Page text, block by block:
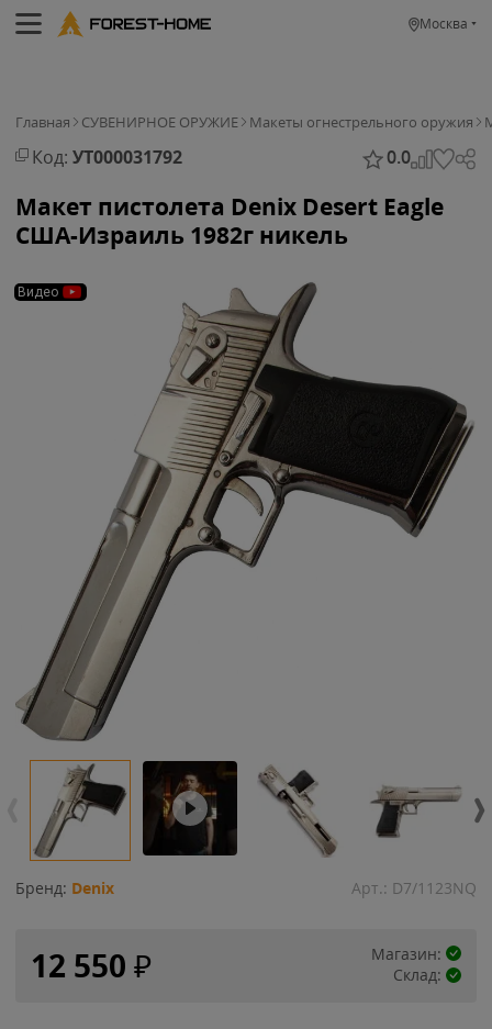
Москва
Главная СУВЕНИРНОЕ ОРУЖИЕ Макеты огнестрельного оружия
Код: УТ000031792 0.0
Макет пистолета Denix Desert Eagle
США-Израиль 1982г никель
Видео
Бренд: Denix Арт.: D7/1123NQ
12 550 ₽
Магазин:
Склад: